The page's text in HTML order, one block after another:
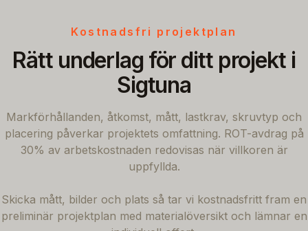
Kostnadsfri projektplan
Rätt underlag för ditt projekt i
Sigtuna
Markförhållanden, åtkomst, mått, lastkrav, skruvtyp och
placering påverkar projektets omfattning. ROT-avdrag på
30% av arbetskostnaden redovisas när villkoren är
uppfyllda.
Skicka mått, bilder och plats så tar vi kostnadsfritt fram en
preliminär projektplan med materialöversikt och lämnar en